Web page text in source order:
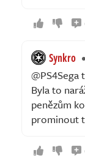
Synkro
Byla to
penězům
prominout